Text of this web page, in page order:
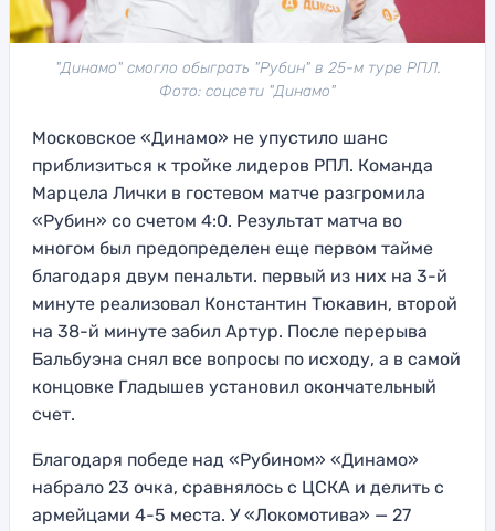
"Динамо" смогло обыграть "Рубин" в 25-м туре РПЛ.
Фото: соцсети "Динамо"
Московское «Динамо» не упустило шанс
приблизиться к тройке лидеров РПЛ. Команда
Марцела Лички в гостевом матче разгромила
«Рубин» со счетом 4:0. Результат матча во
многом был предопределен еще первом тайме
благодаря двум пенальти. первый из них на 3-й
минуте реализовал Константин Тюкавин, второй
на 38-й минуте забил Артур. После перерыва
Бальбуэна снял все вопросы по исходу, а в самой
концовке Гладышев установил окончательный
счет.
Благодаря победе над «Рубином» «Динамо»
набрало 23 очка, сравнялось с ЦСКА и делить с
армейцами 4-5 места. У «Локомотива» — 27